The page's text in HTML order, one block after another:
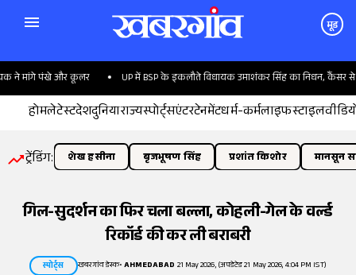
मूड
मांगे पंखे और कूलर UP में BSP के इकलौते विधायक उमाशंकर सिंह का निधन, कैंसर से थे
होमलेटेस्टदेशदुनियाराज्यस्पोर्ट्सएंटरटेनमेंटधर्म-कर्मलाइफस्टाइल
ट्रेंडिंग: शेख हसीना बृजभूषण सिंह प्रशांत किशोर मानसून
गिल-सुदर्शन का फिर चला बल्ला, कोहली-गेल के वर्ल्ड
रिकॉर्ड की कर ली बराबरी
स्पोर्ट्स खबरगांव डेस्क•AHMEDABAD 21 May 2026, (अपडेटेड 21 May 2026, 4:04 PM IST)